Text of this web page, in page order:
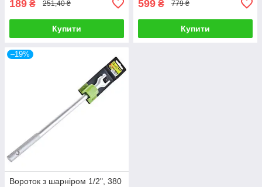
189 ₴ 251,40 ₴
Купити
599 ₴ 779 ₴
Купити
–19%
Вороток з шарніром 1/2", 380